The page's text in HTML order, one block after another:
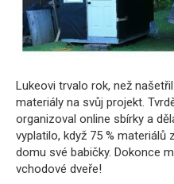
Lukeovi trvalo rok, než
materiály na svůj projekt.
organizoval online sbírky a
vyplatilo, když 75 % materiálů
domu své babičky. Dokonce
vchodové dveře!